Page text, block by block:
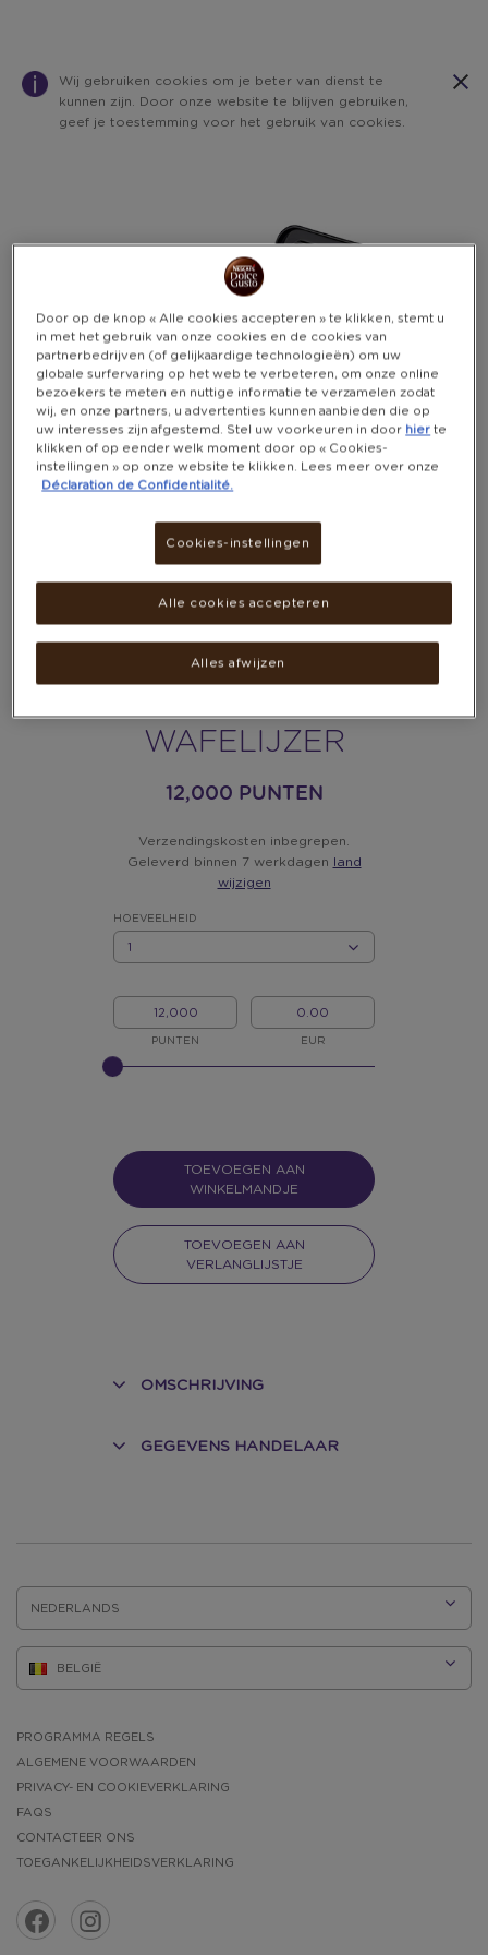
Wij gebruiken cookies om je beter van dienst te
kunnen zijn. Door onze website te blijven gebruiken,
geef je toestemming voor het gebruik van cookies.
WAFELIJZER
12,000 PUNTEN
Verzendingskosten inbegrepen.
Geleverd binnen 7 werkdagen land
wijzigen
HOEVEELHEID
MIJN
PUNTEN
PUNTEN
MIJN
EUR
GELIEVE
INPUT
TOEVOEGEN AAN
WINKELMANDJE
TOEVOEGEN AAN
VERLANGLIJSTJE
OMSCHRIJVING
GEGEVENS HANDELAAR
TAAL:
PROGRAMMA REGELS
ALGEMENE VOORWAARDEN
PRIVACY- EN COOKIEVERKLARING
FAQS
CONTACTEER ONS
TOEGANKELIJKHEIDSVERKLARING
Door op de knop « Alle cookies accepteren » te klikken, stemt u
in met het gebruik van onze cookies en de cookies van
partnerbedrijven (of gelijkaardige technologieën) om uw
globale surfervaring op het web te verbeteren, om onze online
bezoekers te meten en nuttige informatie te verzamelen zodat
wij, en onze partners, u advertenties kunnen aanbieden die op
uw interesses zijn afgestemd. Stel uw voorkeuren in door hier te
klikken of op eender welk moment door op « Cookies-
instellingen » op onze website te klikken. Lees meer over onze
Déclaration de Confidentialité.
Cookies-instellingen
Alles afwijzen
Alle cookies accepteren